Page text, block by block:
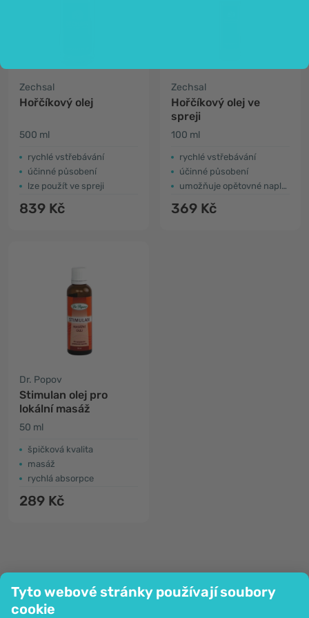
Tyto webové stránky používají soubory
cookie
Zechsal
Hořčíkový olej
500 ml
rychlé vstřebávání
účinné působení
lze použít ve spreji
839 Kč
Zechsal
Hořčíkový olej ve
spreji
100 ml
rychlé vstřebávání
účinné působení
umožňuje opětovné naplnění
369 Kč
Dr. Popov
Stimulan olej pro
lokální masáž
50 ml
​špičková kvalita
masáž
rychlá absorpce
289 Kč